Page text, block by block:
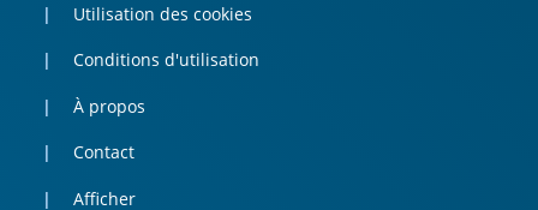
Utilisation des cookies
Conditions d'utilisation
À propos
Contact
Afficher